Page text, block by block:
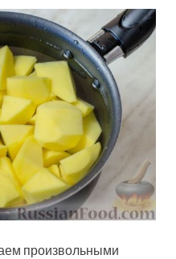
произвольными